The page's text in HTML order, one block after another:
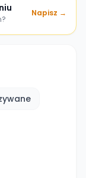
Napisz →